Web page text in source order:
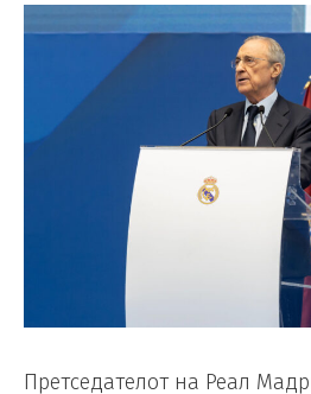
Претседателот на Реал